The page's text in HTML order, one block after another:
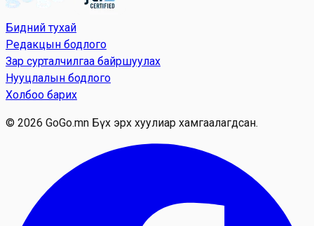
Бидний тухай
Редакцын бодлого
Зар сурталчилгаа байршуулах
Нууцлалын бодлого
Холбоо барих
© 2026 GoGo.mn Бүх эрх хуулиар хамгаалагдсан.